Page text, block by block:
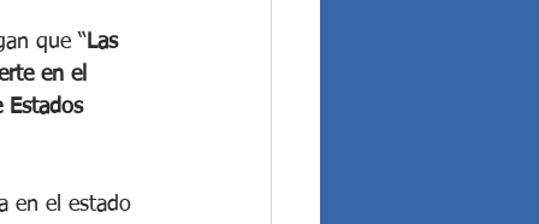
que “Las
en el
Estados
en el estado